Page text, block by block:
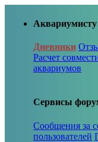
Аквариумисту
Дневники
Расчет
аквариумов
Сервисы
Сообщения за
пользователей